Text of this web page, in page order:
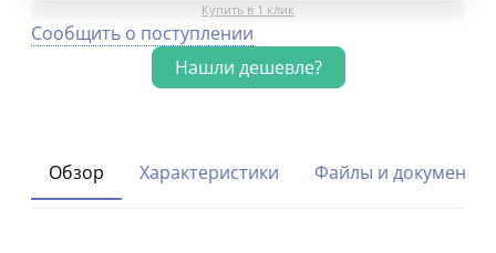
Купить в 1 клик
Сообщить о поступлении
Обзор Характеристики Файлы и документы